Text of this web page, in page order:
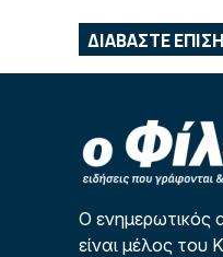
ΔΙΑΒΑΣΤΕ
Ο ενημερωτικός
είναι μέλος του